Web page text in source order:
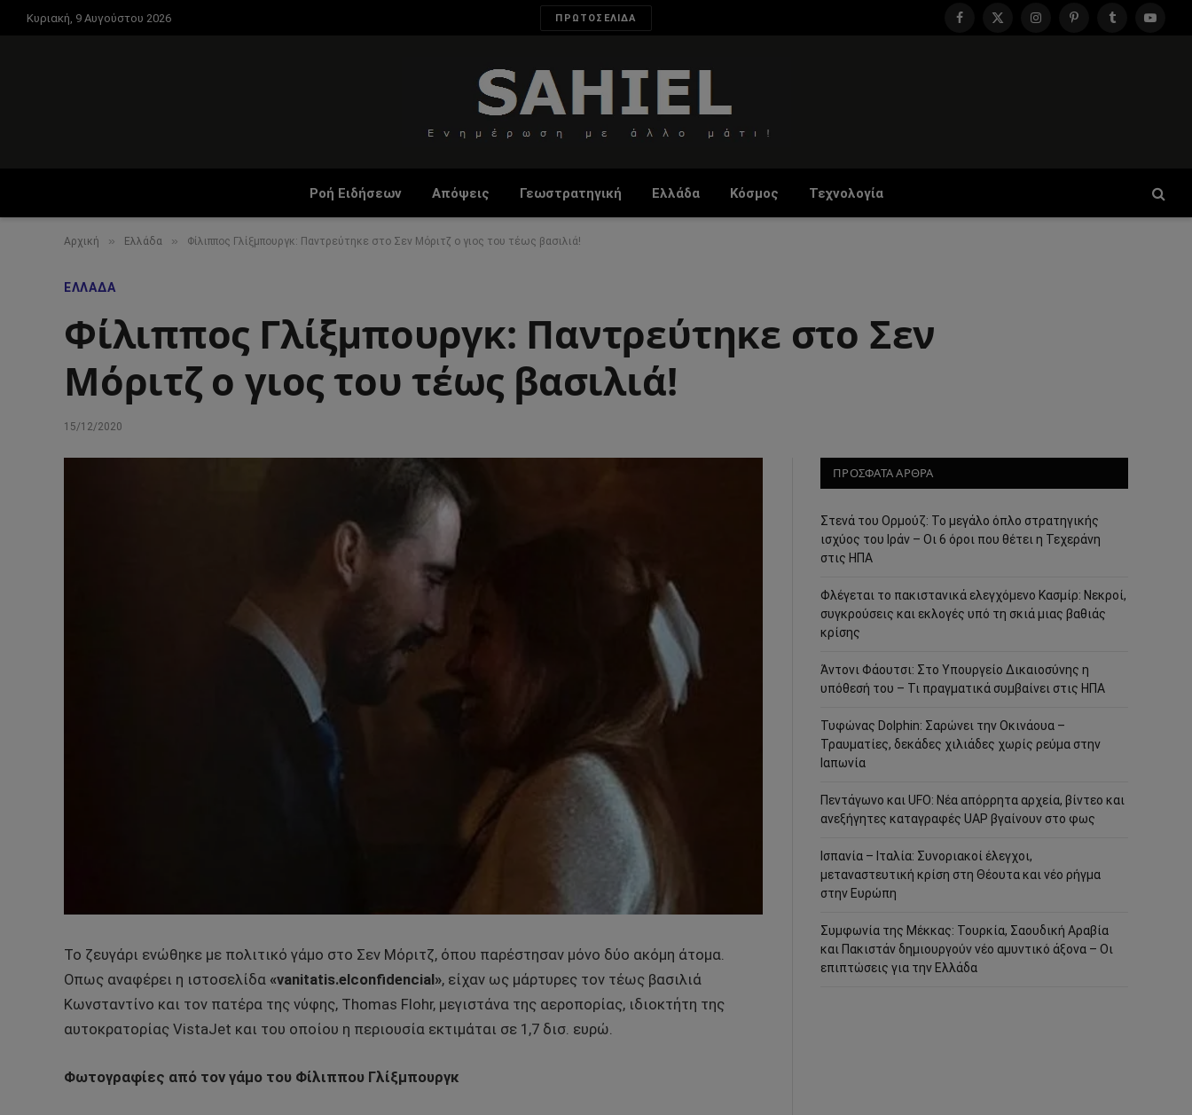
Κυριακή, 9 Αυγούστου 2026 ΠΡΩΤΟΣΕΛΙΔΑ
Facebook
X
InstagramPinterestTumblr
Ροή Ειδήσεων Απόψεις Γεωστρατηγική Ελλάδα Κόσμος Τεχνολογία
Αρχική » Ελλάδα » Φίλιππος Γλίξμπουργκ: Παντρεύτηκε στο Σεν Μόριτζ ο γιος του τέως βασιλιά!
ΕΛΛΆΔΑ
Φίλιππος Γλίξμπουργκ: Παντρεύτηκε στο Σεν
Μόριτζ ο γιος του τέως βασιλιά!
15/12/2020
Το ζευγάρι ενώθηκε με πολιτικό γάμο στο Σεν Μόριτζ, όπου παρέστησαν μόνο δύο ακόμη άτομα.
Οπως αναφέρει η ιστοσελίδα «vanitatis.elconfidencial», είχαν ως μάρτυρες τον τέως βασιλιά
Κωνσταντίνο και τον πατέρα της νύφης, Thomas Flohr, μεγιστάνα της αεροπορίας, ιδιοκτήτη της
αυτοκρατορίας VistaJet και του οποίου η περιουσία εκτιμάται σε 1,7 δισ. ευρώ.
Φωτογραφίες από τον γάμο του Φίλιππου Γλίξμπουργκ
ΠΡΟΣΦΑΤΑ ΑΡΘΡΑ
Στενά του Ορμούζ: Το μεγάλο όπλο στρατηγικής
ισχύος του Ιράν – Οι 6 όροι που θέτει η Τεχεράνη
στις ΗΠΑ
Φλέγεται το πακιστανικά ελεγχόμενο Κασμίρ: Νεκροί,
συγκρούσεις και εκλογές υπό τη σκιά μιας βαθιάς
κρίσης
Άντονι Φάουτσι: Στο Υπουργείο Δικαιοσύνης η
υπόθεσή του – Τι πραγματικά συμβαίνει στις ΗΠΑ
Τυφώνας Dolphin: Σαρώνει την Οκινάουα –
Τραυματίες, δεκάδες χιλιάδες χωρίς ρεύμα στην
Ιαπωνία
Πεντάγωνο και UFO: Νέα απόρρητα αρχεία, βίντεο και
ανεξήγητες καταγραφές UAP βγαίνουν στο φως
Ισπανία – Ιταλία: Συνοριακοί έλεγχοι,
μεταναστευτική κρίση στη Θέουτα και νέο ρήγμα
στην Ευρώπη
Συμφωνία της Μέκκας: Τουρκία, Σαουδική Αραβία
και Πακιστάν δημιουργούν νέο αμυντικό άξονα – Οι
επιπτώσεις για την Ελλάδα